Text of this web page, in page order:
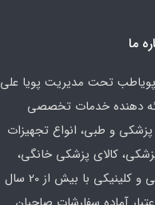
ما
تحت مدیریت پویا علی
دهنده خدمات تخصصی
و طبی، انواع تجهیزات
کالای پزشکی خانگی،
بیمارستانی و کلینیکی با بیش از 20 سال